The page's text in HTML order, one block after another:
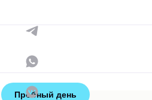
Пробный день